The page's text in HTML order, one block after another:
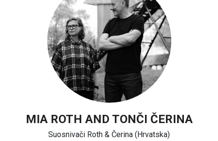
MIA ROTH AND TONČI ČERINA
Suosnivači Roth & Čerina (Hrvatska)